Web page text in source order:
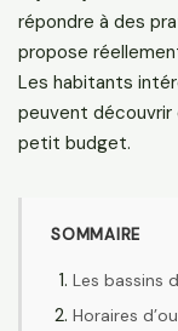
répondre à des
propose
Les habitants
peuvent
petit budget.
SOMMAIRE
Les bassins
Horaires